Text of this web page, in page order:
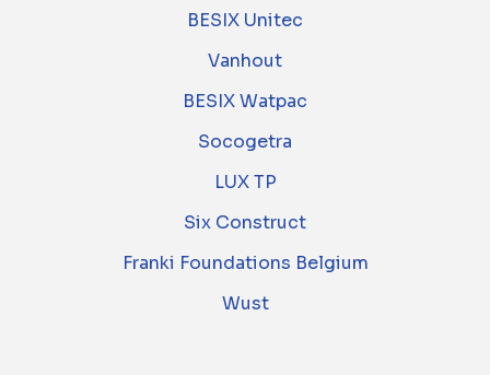
BESIX Unitec
Vanhout
BESIX Watpac
Socogetra
LUX TP
Six Construct
Franki Foundations Belgium
Wust